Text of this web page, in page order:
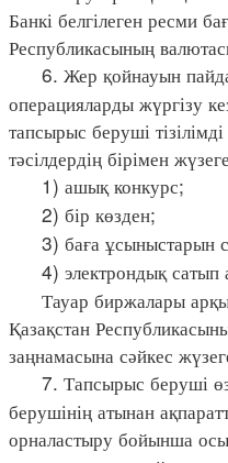
Банкі белгілеген ресми
Республикасының
6. Жер қойнауын
операцияларды жүргізу
тапсырыс беруші
тәсілдердің бірімен
1) ашық конкурс;
2) бір көзден;
3) баға ұсыныстарын
4) электрондық сатып
Тауар биржалары
Қазақстан
заңнамасына сәйкес
7. Тапсырыс беруші
берушінің атынан
орналастыру бойынша